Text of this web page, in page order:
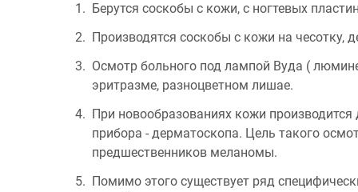
Берутся соскобы с кожи, с ногтевых
Производятся соскобы с кожи на чесотку,
Осмотр больного под лампой Вуда (
эритразме, разноцветном лишае.
При новообразованиях кожи
прибора - дерматоскопа. Цель такого
предшественников меланомы.
Помимо этого существует ряд